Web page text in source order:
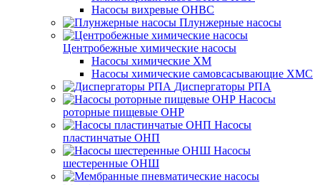
Насосы вихревые ОНВС
Плунжерные насосы
Центробежные химические насосы
Насосы химические ХМ
Насосы химические самовсасывающие ХМС
Диспергаторы РПА
Насосы
роторные пищевые ОНР
Насосы
пластинчатые ОНП
Насосы
шестеренные ОНШ